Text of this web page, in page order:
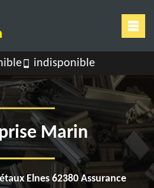
indisponible
Marin
Elnes 62380 Assurance